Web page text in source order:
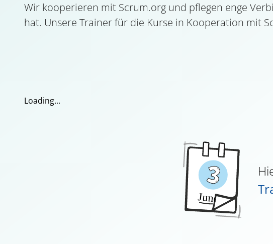
Wir kooperieren mit Scrum.org und pflegen enge
hat. Unsere Trainer für die Kurse in Kooperation mit
Loading...